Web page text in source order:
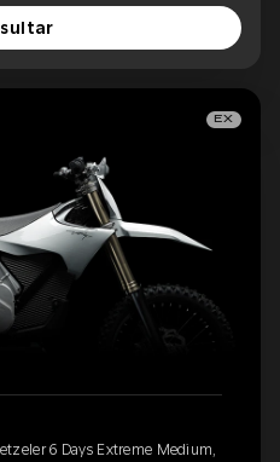
EX
6 Days Extreme Medium,